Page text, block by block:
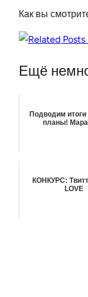
Как вы
Ещё
Подводим итоги
планы!
КОНКУРС:
LOVE